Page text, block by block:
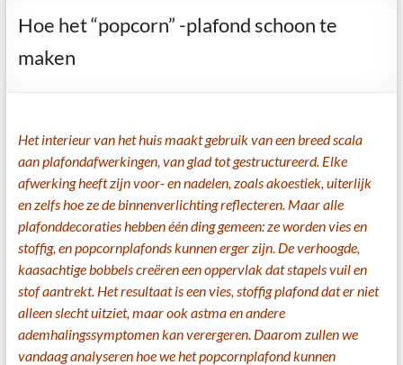
Hoe het “popcorn” -plafond schoon te
maken
Het interieur van het huis maakt gebruik van een breed scala
aan plafondafwerkingen, van glad tot gestructureerd. Elke
afwerking heeft zijn voor- en nadelen, zoals akoestiek, uiterlijk
en zelfs hoe ze de binnenverlichting reflecteren. Maar alle
plafonddecoraties hebben één ding gemeen: ze worden vies en
stoffig, en popcornplafonds kunnen erger zijn. De verhoogde,
kaasachtige bobbels creëren een oppervlak dat stapels vuil en
stof aantrekt. Het resultaat is een vies, stoffig plafond dat er niet
alleen slecht uitziet, maar ook astma en andere
ademhalingssymptomen kan verergeren. Daarom zullen we
vandaag analyseren hoe we het popcornplafond kunnen